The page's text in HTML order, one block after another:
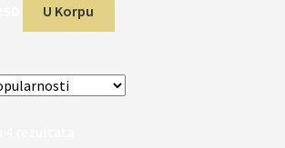
U Korpu